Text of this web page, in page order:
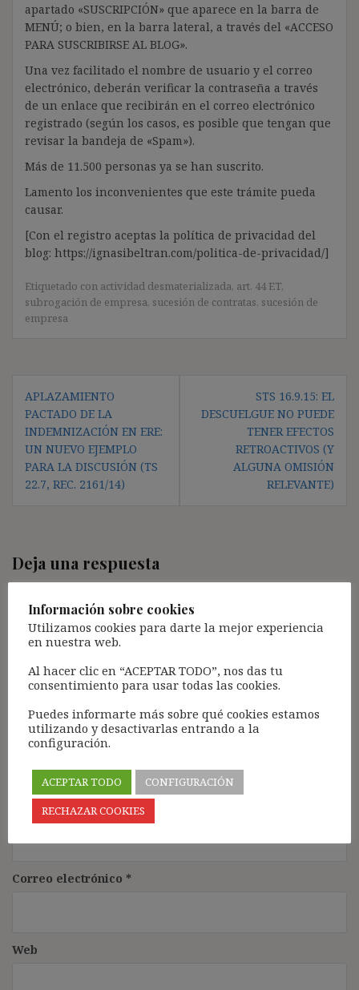
apartado «SUSCRIPCIÓN» que aparece en la barra de
MENÚ; o bien, en la barra lateral, a través del «ACCESO
PARA SUSCRIBIRSE AL BLOG».
Una vez facilitado el nombre de usuario y el correo
electrónico, deberán verificar la contraseña a través
de un enlace que recibirán en el correo electrónico
registrado (según los casos, es posible que tengan que
revisar la bandeja de «Spam»).
Más de 11.500 personas ya se han suscrito.
Lamento los inconvenientes que este trámite pueda
causar.
[Con el registro aceptas la política de privacidad del
blog: https://ignasibeltran.com/politica-de-privacidad/]
Etiquetado con actividad desmaterializada, art. 44 ET,
subrogación de empresa, sucesión de contratas, sucesión de
empresa
de
entradas
APLAZAMIENTO
PACTADO DE LA
INDEMNIZACIÓN EN ERE:
UN NUEVO EJEMPLO
PARA LA DISCUSIÓN (TS
22.7, REC. 2161/14)
STS 16.9.15: EL
DESCUELGUE NO PUEDE
TENER EFECTOS
RETROACTIVOS (Y
ALGUNA OMISIÓN
RELEVANTE)
Deja una respuesta
campos obligatorios están marcados con
Comentario*
Nombre*
Correo electrónico *
Web
Información sobre cookies
Utilizamos cookies para darte la mejor experiencia
en nuestra web.
Al hacer clic en “ACEPTAR TODO”, nos das tu
consentimiento para usar todas las cookies.
Puedes informarte más sobre qué cookies estamos
utilizando y desactivarlas entrando a la
configuración.
ACEPTAR TODO
CONFIGURACIÓN
RECHAZAR COOKIES